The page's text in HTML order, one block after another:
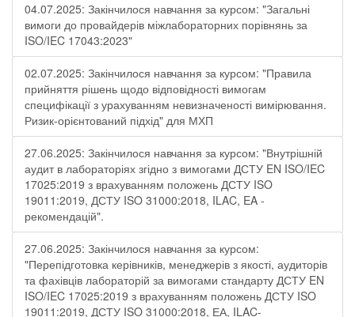
04.07.2025: Закінчилося навчання за курсом: "Загальні
вимоги до провайдерів міжлабораторних порівнянь за
ISO/IEC 17043:2023"
02.07.2025: Закінчилося навчання за курсом: "Правила
прийняття рішень щодо відповідності вимогам
специфікації з урахуванням невизначеності вимірювання.
Ризик-орієнтований підхід" для МХП
27.06.2025: Закінчилося навчання за курсом: "Внутрішній
аудит в лабораторіях згідно з вимогами ДСТУ EN ISO/IEC
17025:2019 з врахуванням положень ДСТУ ISO
19011:2019, ДСТУ ISO 31000:2018, ILAC, EA -
рекомендацій".
27.06.2025: Закінчилося навчання за курсом:
"Перепідготовка керівників, менеджерів з якості, аудиторів
та фахівців лабораторій за вимогами стандарту ДСТУ EN
ISO/IEC 17025:2019 з врахуванням положень ДСТУ ISO
19011:2019, ДСТУ ISO 31000:2018, ЕА, ILAC-